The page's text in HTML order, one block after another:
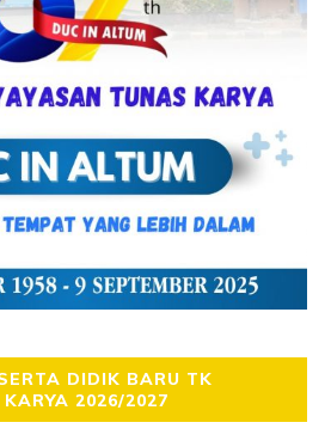
DIDIK BARU TK
2026/2027